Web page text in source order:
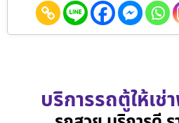
บริการรถตู้ให้เ